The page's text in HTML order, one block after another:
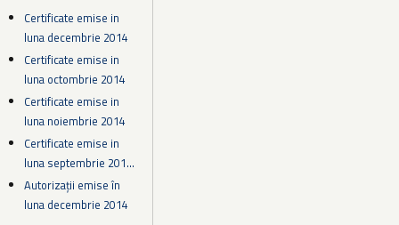
Certificate emise in
luna decembrie 2014
Certificate emise in
luna octombrie 2014
Certificate emise in
luna noiembrie 2014
Certificate emise in
luna septembrie 201...
Autorizații emise în
luna decembrie 2014